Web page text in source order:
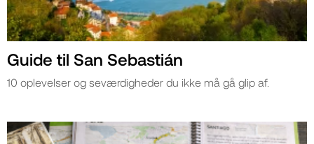
Guide til San Sebastián
10 oplevelser og seværdigheder du ikke må gå glip af.